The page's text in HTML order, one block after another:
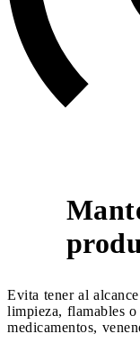
Evita tener al
limpieza, flamables
medicamentos,